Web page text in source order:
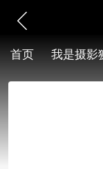
首页 我是摄影